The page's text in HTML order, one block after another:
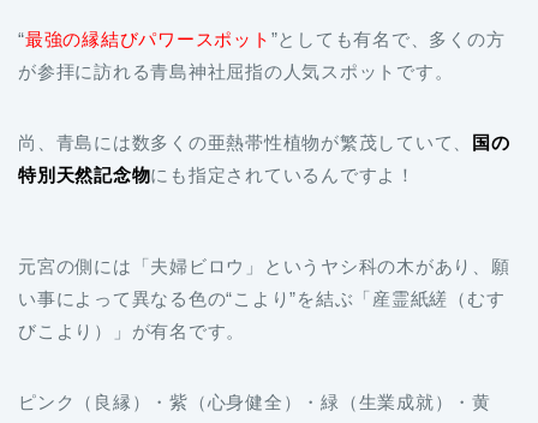
“最強の縁結びパワースポット ”としても有名で、多くの方
が参拝に訪れる青島神社屈指の人気スポットです。
尚、青島には数多くの亜熱帯性植物が繁茂していて、
国の
特別天然記念物にも指定されているんですよ！
元宮の側には「夫婦ビロウ」というヤシ科の木があり、願
い事によって異なる色の“こより”を結ぶ「産霊紙縒（むす
びこより）」が有名です。
ピンク（良縁）・紫（心身健全）・緑（生業成就）・黄